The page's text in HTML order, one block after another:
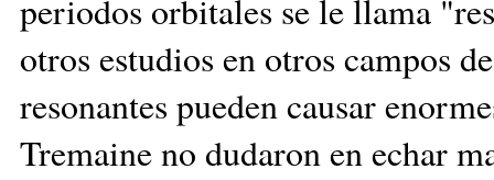
periodos orbitales se le llama
otros estudios en otros campos
resonantes pueden causar
Tremaine no dudaron en echar